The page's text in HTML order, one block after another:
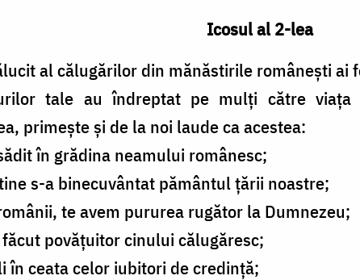
Icosul al 2-lea
al călugărilor din mănăstirile românești ai
tale au îndreptat pe mulți către
primește și de la noi laude ca acestea:
în grădina neamului românesc;
s-a binecuvântat pământul țării noastre;
te avem pururea rugător la Dumnezeu;
povățuitor cinului călugăresc;
în ceata celor iubitori de credință;